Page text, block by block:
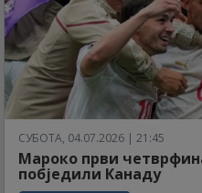
СУБОТА, 04.07.2026 | 21:45
Мароко први
побједили Канаду